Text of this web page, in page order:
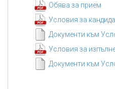
Обява за прием
Условия за
Документи към
Условия за
Документи към